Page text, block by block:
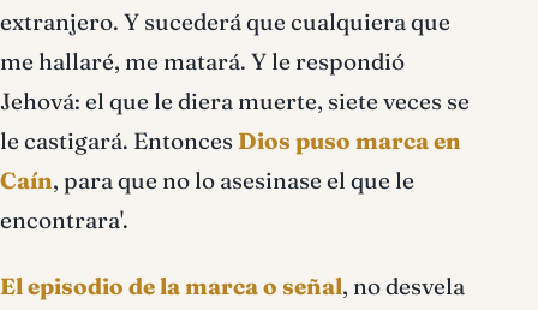
extranjero. Y sucederá que cualquiera que
me hallaré, me matará. Y le respondió
Jehová: el que le diera muerte, siete veces se
le castigará. Entonces Dios puso marca en
Caín, para que no lo asesinase el que le
encontrara'.
El episodio de la marca o señal, no desvela